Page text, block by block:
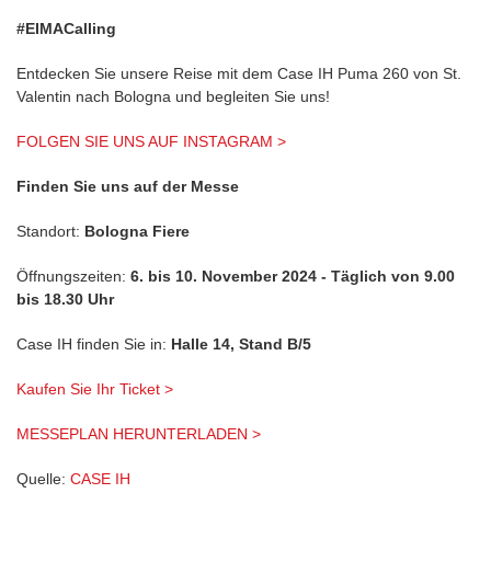
#EIMACalling
Entdecken Sie unsere Reise mit dem Case IH Puma 260 von St.
Valentin nach Bologna und begleiten Sie uns!
FOLGEN SIE UNS AUF INSTAGRAM >
Finden Sie uns auf der Messe
Standort: Bologna Fiere
Öffnungszeiten: 6. bis 10. November 2024 - Täglich von 9.00
bis 18.30 Uhr
Case IH finden Sie in: Halle 14, Stand B/5
Kaufen Sie Ihr Ticket >
MESSEPLAN HERUNTERLADEN >
Quelle: CASE IH